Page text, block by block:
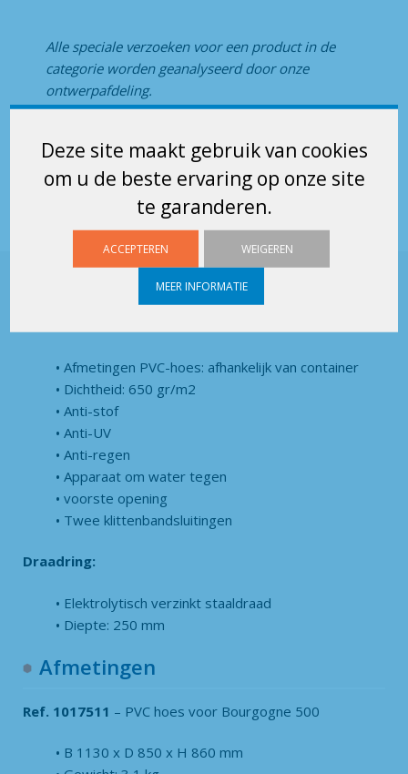
Deze site maakt gebruik van cookies
om u de beste ervaring op onze site
te garanderen.
ACCEPTEREN WEIGEREN
MEER INFORMATIE
Alle speciale verzoeken voor een product in de
categorie worden geanalyseerd door onze
ontwerpafdeling.
PVC-
aantal
EEN OFFERTE AANVRAGEN
Technische details
Afmetingen PVC-hoes: afhankelijk van container
Dichtheid: 650 gr/m2
Anti-stof
Anti-UV
Anti-regen
Apparaat om water tegen
voorste opening
Twee klittenbandsluitingen
Draadring:
Elektrolytisch verzinkt staaldraad
Diepte: 250 mm
Afmetingen
Ref. 1017511 – PVC hoes voor Bourgogne 500
B 1130 x D 850 x H 860 mm